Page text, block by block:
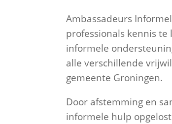
Ambassadeurs
professionals kennis
informele
alle verschillende
gemeente Groningen.
Door afstemming en
informele hulp